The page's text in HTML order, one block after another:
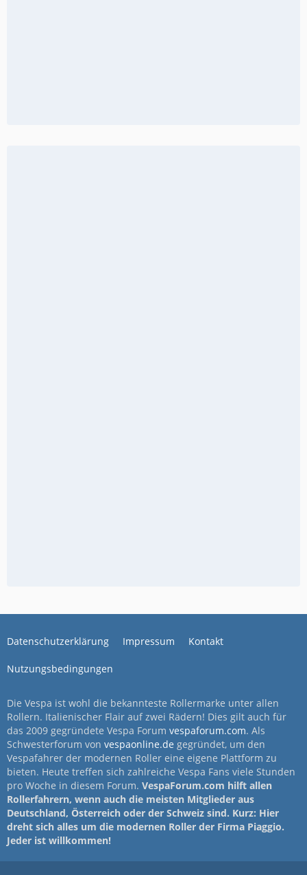
Datenschutzerklärung Impressum Kontakt
Nutzungsbedingungen
Die Vespa ist wohl die bekannteste Rollermarke unter allen
Rollern. Italienischer Flair auf zwei Rädern! Dies gilt auch für
das 2009 gegründete Vespa Forum vespaforum.com. Als
Schwesterforum von vespaonline.de gegründet, um den
Vespafahrer der modernen Roller eine eigene Plattform zu
bieten. Heute treffen sich zahlreiche Vespa Fans viele Stunden
pro Woche in diesem Forum. VespaForum.com hilft allen
Rollerfahrern, wenn auch die meisten Mitglieder aus
Deutschland, Österreich oder der Schweiz sind. Kurz: Hier
dreht sich alles um die modernen Roller der Firma Piaggio.
Jeder ist willkommen!